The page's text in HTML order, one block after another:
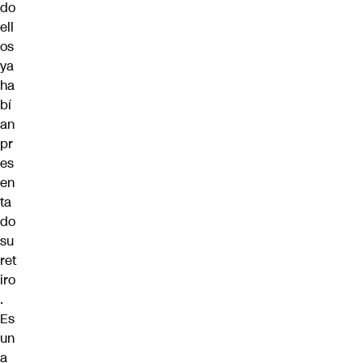
do
ell
os
ya
ha
bí
an
pr
es
en
ta
do
su
ret
iro
.
Es
un
a